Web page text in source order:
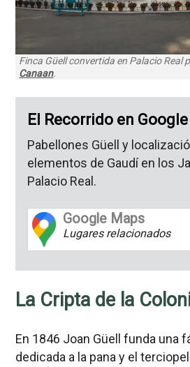
Finca Güell convertida en Palacio Real
Canaan.
El Recorrido en
Pabellones Güell y
elementos de Gaudí en los
Palacio Real.
Google Maps
Lugares relacionados
La Cripta de la
En 1846 Joan Güell funda una
dedicada a la pana y el